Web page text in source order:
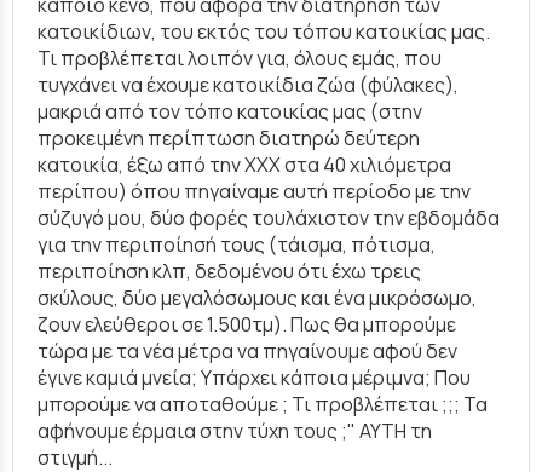
κατοικίδιων, του εκτός του τόπου κατοικίας μας.
Τι προβλέπεται λοιπόν για, όλους εμάς, που
τυγχάνει να έχουμε κατοικίδια ζώα (φύλακες),
μακριά από τον τόπο κατοικίας μας (στην
προκειμένη περίπτωση διατηρώ δεύτερη
κατοικία, έξω από την ΧΧΧ στα 40 χιλιόμετρα
περίπου) όπου πηγαίναμε αυτή περίοδο με την
σύζυγό μου, δύο φορές τουλάχιστον την εβδομάδα
για την περιποίησή τους (τάισμα, πότισμα,
περιποίηση κλπ, δεδομένου ότι έχω τρεις
σκύλους, δύο μεγαλόσωμους και ένα μικρόσωμο,
ζουν ελεύθεροι σε 1.500τμ). Πως θα μπορούμε
τώρα με τα νέα μέτρα να πηγαίνουμε αφού δεν
έγινε καμιά μνεία; Υπάρχει κάποια μέριμνα; Που
μπορούμε να αποταθούμε ; Τι προβλέπεται ;;; Τα
αφήνουμε έρμαια στην τύχη τους ;" ΑΥΤΗ τη
στιγμή...